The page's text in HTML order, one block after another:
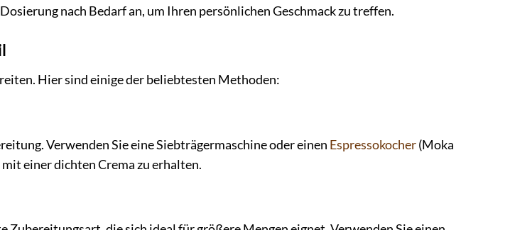
nach Bedarf an, um Ihren persönlichen Geschmack zu treffen.
Hier sind einige der beliebtesten Methoden:
Verwenden Sie eine Siebträgermaschine oder einen Espressokocher(Moka
einer dichten Crema zu erhalten.